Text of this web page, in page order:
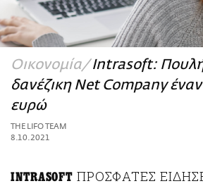
ΑΜΠΑ
PRINT
Οικονομία Intrasoft:
δανέζικη Net Company
ευρώ
THE LIFO TEAM
8.10.2021
INTRASOFT ΠΡΟΣΦΑΤΕΣ